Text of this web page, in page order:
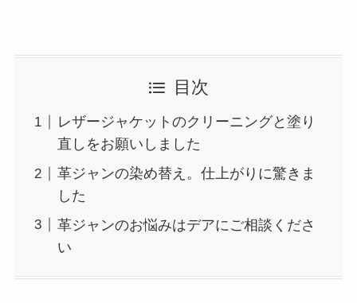
目次
レザージャケットのクリーニングと塗り
直しをお願いしました
革ジャンの染め替え。仕上がりに驚きま
した
革ジャンのお悩みはデアにご相談くださ
い